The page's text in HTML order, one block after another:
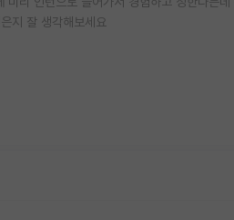
지 잘 생각해보세요